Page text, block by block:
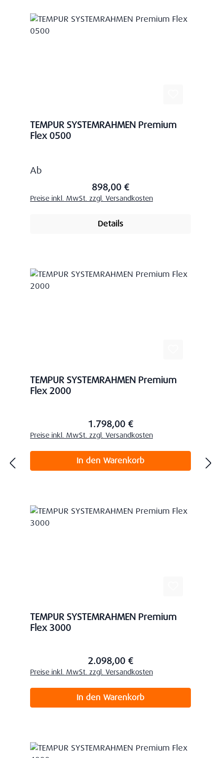
TEMPUR SYSTEMRAHMEN Premium
Flex 0500
Regulärer Preis:
Ab
898,00 €
Preise inkl. MwSt. zzgl. Versandkosten
Details
TEMPUR SYSTEMRAHMEN Premium
Flex 2000
Regulärer Preis:1.798,00 €
Preise inkl. MwSt. zzgl. Versandkosten
In den Warenkorb
TEMPUR SYSTEMRAHMEN Premium
Flex 3000
Regulärer Preis:2.098,00 €
Preise inkl. MwSt. zzgl. Versandkosten
In den Warenkorb